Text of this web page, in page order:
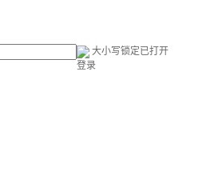
大小写锁定已打开
登录